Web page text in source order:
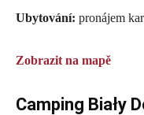
Ubytování: pronájem
Zobrazit na mapě
Camping Biały